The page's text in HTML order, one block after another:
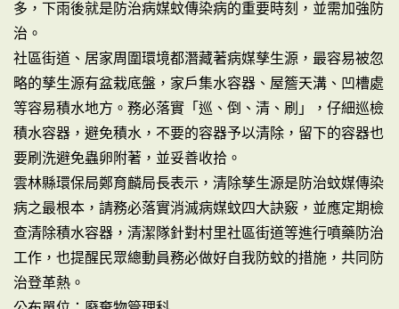
多，下雨後就是防治病媒蚊傳染病的重要時刻，並需加強防
治。
社區街道、居家周圍環境都潛藏著病媒孳生源，最容易被忽
略的孳生源有盆栽底盤，家戶集水容器、屋簷天溝、凹槽處
等容易積水地方。務必落實「巡、倒、清、刷」，仔細巡檢
積水容器，避免積水，不要的容器予以清除，留下的容器也
要刷洗避免蟲卵附著，並妥善收拾。
雲林縣環保局鄭育麟局長表示，清除孳生源是防治蚊媒傳染
病之最根本，請務必落實消滅病媒蚊四大訣竅，並應定期檢
查清除積水容器，清潔隊針對村里社區街道等進行噴藥防治
工作，也提醒民眾總動員務必做好自我防蚊的措施，共同防
治登革熱。